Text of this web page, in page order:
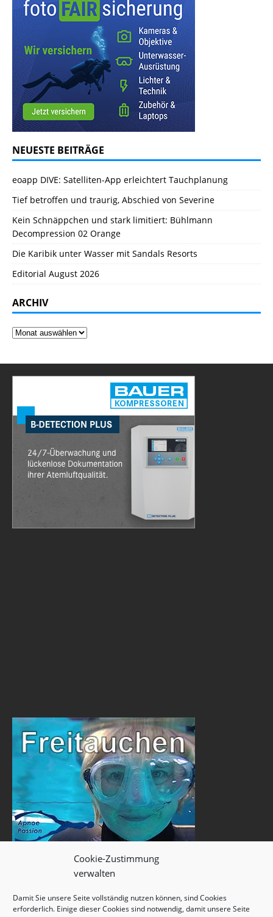
Cookie-Zustimmung
verwalten
Damit Sie unsere Seite vollständig nutzen können, sind Cookies
erforderlich. Einige dieser Cookies sind notwendig, damit unsere Seite
NEUESTE BEITRÄGE
eoapp DIVE: Satelliten-App erleichtert Tauchplanung
Tief betroffen und traurig, Abschied von Severine
Kein Schnäppchen und stark limitiert: Bühlmann
Decompression 02 Orange
Die Karibik unter Wasser mit Sandals Resorts
Editorial August 2026
ARCHIV